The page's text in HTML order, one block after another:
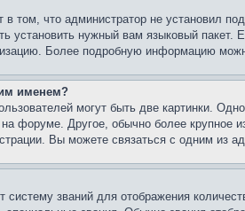
в том, что администратор не установил
установить нужный вам языковый
Более подробную информацию
именем?
могут быть две картинки.
форуме. Другое, обычно более крупное
Вы можете связаться с одним из
званий для отображения